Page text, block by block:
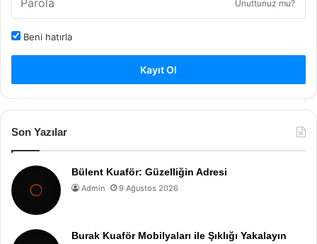
Unuttunuz mu?
Beni hatırla
Kayıt Ol
Son Yazılar
Bülent Kuaför: Güzelliğin Adresi
Admin 9 Ağustos 2026
Burak Kuaför Mobilyaları ile Şıklığı Yakalayın